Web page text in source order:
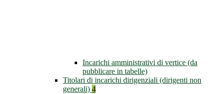
Incarichi amministrativi di vertice (da
pubblicare in tabelle)
Titolari di incarichi dirigenziali (dirigenti non
generali) 4